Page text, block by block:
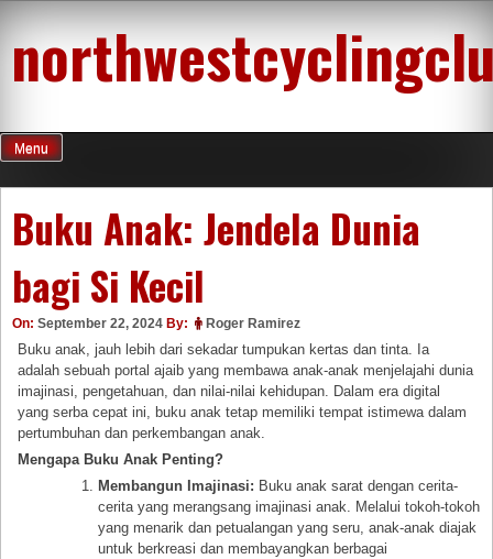
content
Menu
Buku Anak: Jendela Dunia
bagi Si Kecil
On: September 22, 2024 By: Roger Ramirez
Buku anak, jauh lebih dari sekadar tumpukan kertas dan tinta. Ia
adalah sebuah portal ajaib yang membawa anak-anak menjelajahi dunia
imajinasi, pengetahuan, dan nilai-nilai kehidupan. Dalam era digital
yang serba cepat ini, buku anak tetap memiliki tempat istimewa dalam
pertumbuhan dan perkembangan anak.
Mengapa Buku Anak Penting?
Membangun Imajinasi: Buku anak sarat dengan cerita-
cerita yang merangsang imajinasi anak. Melalui tokoh-tokoh
yang menarik dan petualangan yang seru, anak-anak diajak
untuk berkreasi dan membayangkan berbagai